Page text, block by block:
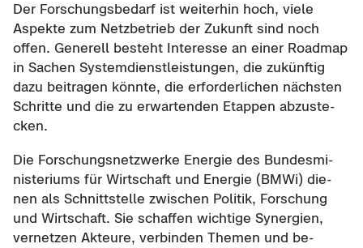
Der For­schungs­be­darf ist wei­ter­hin hoch, viele
Aspek­te zum Netz­be­trieb der Zu­kunft sind noch
offen. Ge­ne­rell be­steht In­ter­es­se an einer Road­map
in Sa­chen Sys­tem­dienst­leis­tun­gen, die zu­künf­tig
dazu bei­tra­gen könn­te, die er­for­der­li­chen nächs­ten
Schrit­te und die zu er­war­ten­den Etap­pen ab­zu­ste­
cken.
Die For­schungs­netz­wer­ke En­er­gie des Bun­des­mi­
nis­te­ri­ums für Wirt­schaft und En­er­gie (BMWi) die­
nen als Schnitt­stel­le zwi­schen Po­li­tik, For­schung
und Wirt­schaft. Sie schaf­fen wich­ti­ge Syn­er­gien,
ver­net­zen Ak­teu­re, ver­bin­den The­men und be­